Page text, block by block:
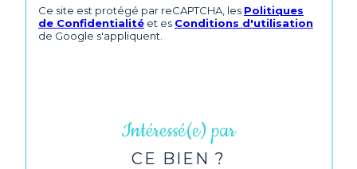
Ce site est protégé par reCAPTCHA, les Politiques
de Confidentialité et es Conditions d'utilisation
de Google s'appliquent.
Intéressé(e) par
CE BIEN ?